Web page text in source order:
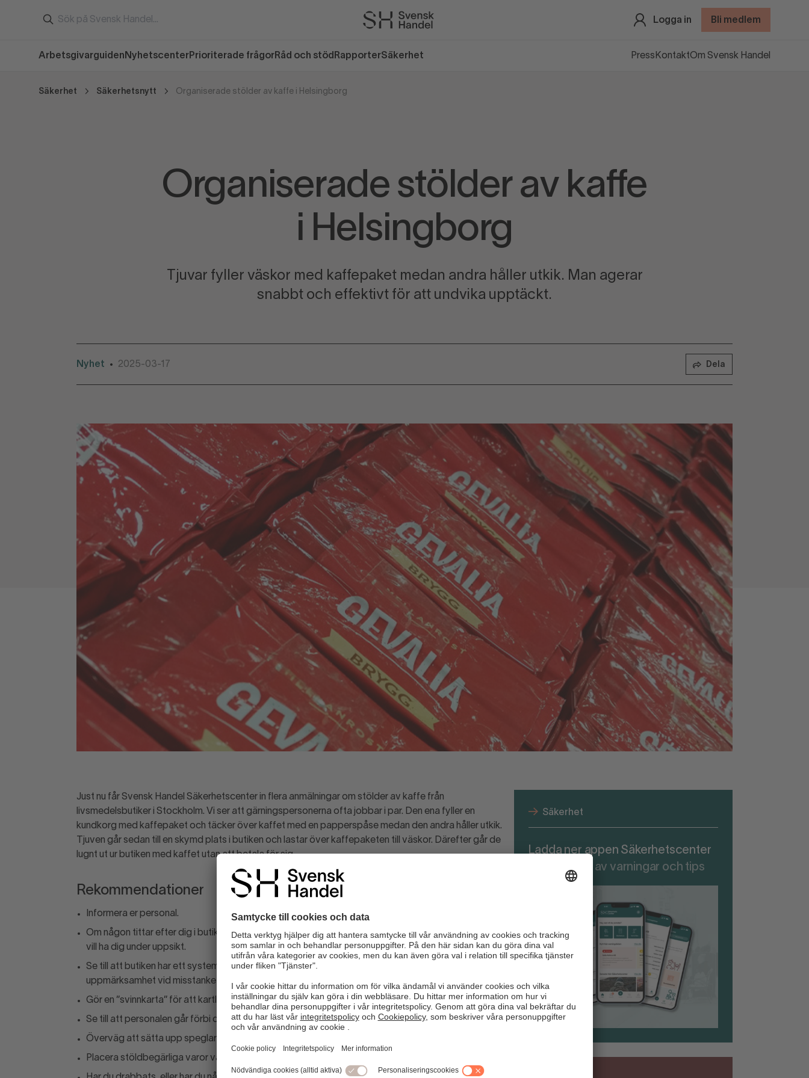
Logga in Bli medlem
Arbetsgivarguiden Nyhetscenter Prioriterade frågor Råd och stöd RapporterSäkerhet Press KontaktOm Svensk Handel
Säkerhet Säkerhetsnytt Organiserade stölder av kaffe i Helsingborg
Organiserade stölder av kaffe
i Helsingborg
Tjuvar fyller väskor med kaffepaket medan andra håller utkik. Man agerar
snabbt och effektivt för att undvika upptäckt.
Nyhet • 2025-03-17 Dela
Just nu får Svensk Handel Säkerhetscenter in flera anmälningar om stölder av kaffe från
livsmedelsbutiker i Stockholm. Vi ser att gärningspersonerna ofta jobbar i par. Den ena fyller en
kundkorg med kaffepaket och täcker över kaffet med en papperspåse medan den andra håller utkik.
Tjuven går sedan till en skymd plats i butiken och lastar över kaffepaketen till väskor. Därefter går de
lugnt ut ur butiken med kaffet utan att betala för sig.
Rekommendationer
Informera er personal.
Om någon tittar efter dig i butiken, gå dit. Det är antingen en kund som behöver hjälp eller en tjuv som
vill ha dig under uppsikt.
Se till att butiken har ett system eller rutin för hur personalen ska kunna påkalla varandras
uppmärksamhet vid misstanke om stöld.
Gör en ”svinnkarta” för att kartlägga stölderna.
Se till att personalen går förbi de ”hotspots” som svinnkartan visar.
Överväg att sätta upp speglar eller kameror vid dolda utrymmen.
Placera stöldbegärliga varor väl synliga så att personalen har varorna under uppsikt.
Säkerhet
Ladda ner appen Säkerhetscenter
för att ta del av varningar och tips